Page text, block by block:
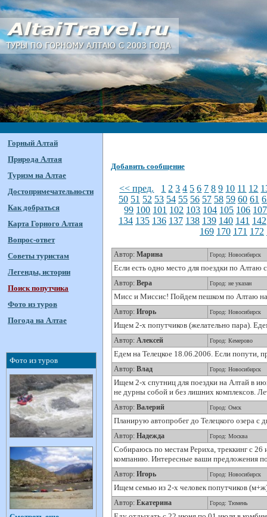
Горный Алтай
Природа Алтая
Туризм на Алтае
Достопримечательности
Как добраться
Карта Горного Алтая
Вопрос-ответ
Советы туристам
Легенды, истории
Поиск попутчика
Фото из туров
Погода на Алтае
Фото из туров
Добавить сообщение
<< пред. 1 2 3 4 5 6 7 8 9 10 11 12
50 51 52 53 54 55 56 57 58 59 60 61
99 100 101 102 103 104 105 106 107
134 135 136 137 138 139 140 141 142
169 170 171 172
Автор: Марина Город: Новосибирск
Если есть одно место для поездки по Алтаю
Автор: Вера Город: не указан
Мисс и Миссис! Пойдем пешком по Алтаю на
Автор: Игорь Город: Новосибирск
Ищем 2-х попутчиков (желательно пара).
Автор: Алексей Город: Кемерово
Едем на Телецкое 18.06.2006. Если попути,
Автор: Влад Город: Новосибирск
Ищем 2-х спутниц для поездки на Алтай в
не дурны собой и без лишних комплексов.
Автор: Валерий Город: Омск
Планирую автопробег до Телецкого озера
Автор: Надежда Город: Москва
Собираюсь по местам Рериха, треккинг с 26
компанию. Интересные ваши предложения
Автор: Игорь Город: Новосибирск
Ищем семью из 2-х человек попутчиков
Автор: Екатерина Город: Тюмень